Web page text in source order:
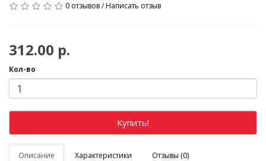
0 отзывов/Написать отзыв
312.00 р.
Кол-во
Купить!
Описание Характеристики Отзывы (0)